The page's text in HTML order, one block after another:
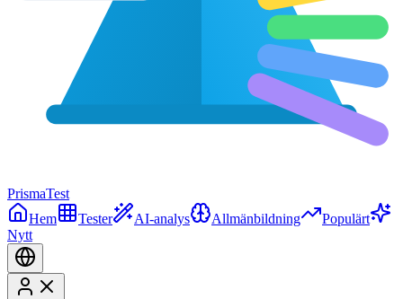
PrismaTest
Hem
Tester AI-analys Allmänbildning
Populärt
Nytt